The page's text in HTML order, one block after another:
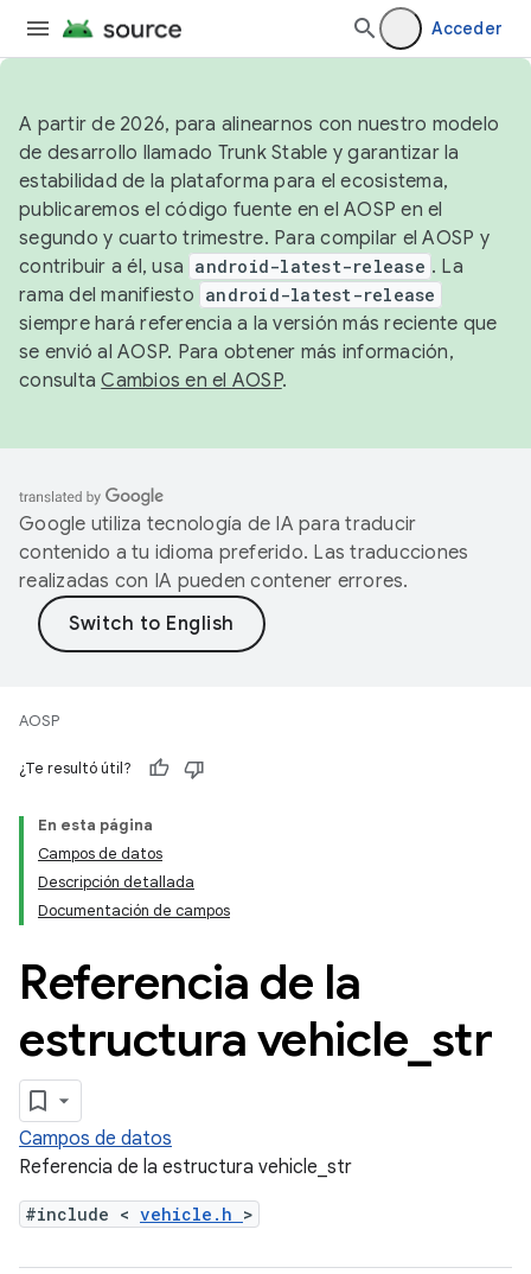
Acceder
A partir de 2026, para alinearnos con nuestro modelo
de desarrollo llamado Trunk Stable y garantizar la
estabilidad de la plataforma para el ecosistema,
publicaremos el código fuente en el AOSP en el
segundo y cuarto trimestre. Para compilar el AOSP y
contribuir a él, usa android-latest-release . La
rama del manifiesto android-latest-release
siempre hará referencia a la versión más reciente que
se envió al AOSP. Para obtener más información,
consultaCambios en el AOSP.
Google utiliza tecnología de IA para traducir
contenido a tu idioma preferido. Las traducciones
realizadas con IA pueden contener errores.
AOSP
¿Te resultó útil?
En esta página
Campos de datos
Descripción detallada
Documentación de campos
Referencia de la
estructura vehicle str
Campos de datos
Referencia de la estructura vehicle_str
#include < vehicle.h >